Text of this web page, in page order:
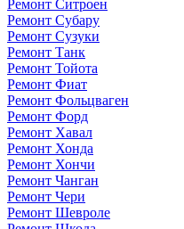
Ремонт Ситроен
Ремонт Субару
Ремонт Сузуки
Ремонт Танк
Ремонт Тойота
Ремонт Фиат
Ремонт Фольцваген
Ремонт Форд
Ремонт Хавал
Ремонт Хонда
Ремонт Хончи
Ремонт Чанган
Ремонт Чери
Ремонт Шевроле